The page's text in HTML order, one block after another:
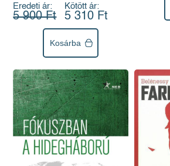
Eredeti ár:
5 900 Ft
Kötött ár:
5 310 Ft
Kosárba